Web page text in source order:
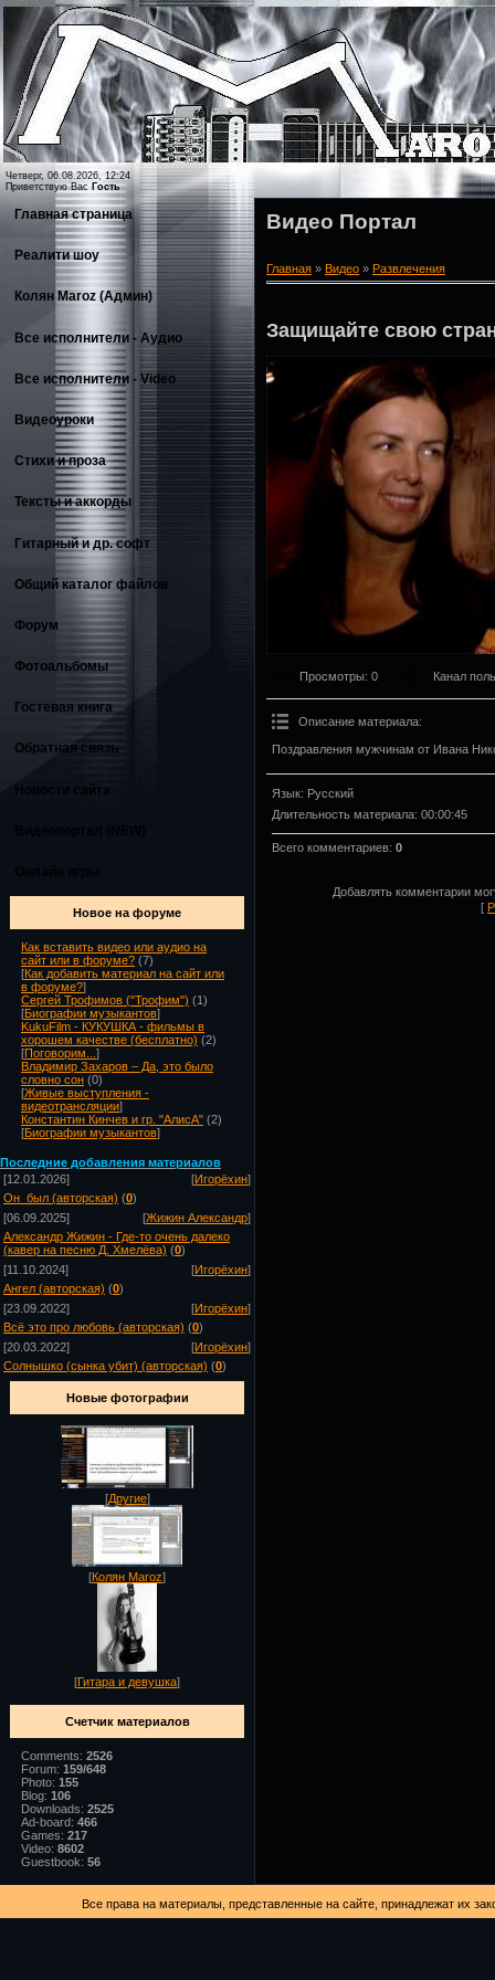
Четверг, 06.08.2026, 12:24
Приветствую Вас Гость
Главная страница
Реалити шоу
Колян Maroz (Админ)
Все исполнители - Аудио
Все исполнители - Video
Видеоуроки
Стихи и проза
Тексты и аккорды
Гитарный и др. софт
Общий каталог файлов
Форум
Фотоальбомы
Гостевая книга
Обратная связь
Новости сайта
Новое на форуме
Как вставить видео или аудио на
сайт или в форуме? (7)
[Как добавить материал на сайт или
в форуме?]
Сергей Трофимов ("Трофим") (1)
[Биографии музыкантов]
KukuFilm - КУКУШКА - фильмы в
хорошем качестве (бесплатно) (2)
[Поговорим... ]
Владимир Захаров – Да, это было
словно сон (0)
[Живые выступления -
видеотрансляции]
Константин Кинчев и гр. "АлисА" (2)
[Биографии музыкантов]
Последние добавления материалов
[12.01.2026]
[Игорёхин]
Он_был (авторская) (0)
[06.09.2025]
[Жижин Александр]
Александр Жижин - Где-то очень далеко
(кавер на песню Д. Хмелёва) (0)
[11.10.2024]
[Игорёхин]
Ангел (авторская) (0)
[23.09.2022]
[Игорёхин]
Всё это про любовь (авторская) (0)
[20.03.2022]
[Игорёхин]
Солнышко (сынка убит) (авторская) (0)
Новые фотографии
[Другие]
[Колян Maroz]
[Гитара и девушка]
Счетчик материалов
Comments: 2526
Forum: 159/648
Photo: 155
Blog: 106
Downloads: 2525
Ad-board: 466
Games: 217
Video: 8602
Guestbook: 56
Видео Портал
Главная » Видео » Развлечения
Защищайте свою
Просмотры: 0 Канал
Описание материала:
Поздравления мужчинам от Ивана
Язык: Русский
Длительность материала: 00:00:45
Всего комментариев: 0
Добавлять комментарии
[
Все права на материалы, представленные на сайте, принадлежат их